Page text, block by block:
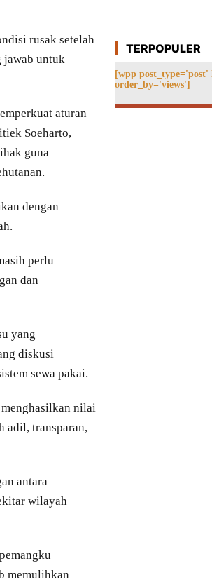
rusak setelah
jawab untuk
aturan
Soeharto,
guna
dengan
perlu
dan
yang
diskusi
sewa pakai.
nilai
adil, transparan,
antara
wilayah
memulihkan
TERPOPULER
[wpp
order_by='views']